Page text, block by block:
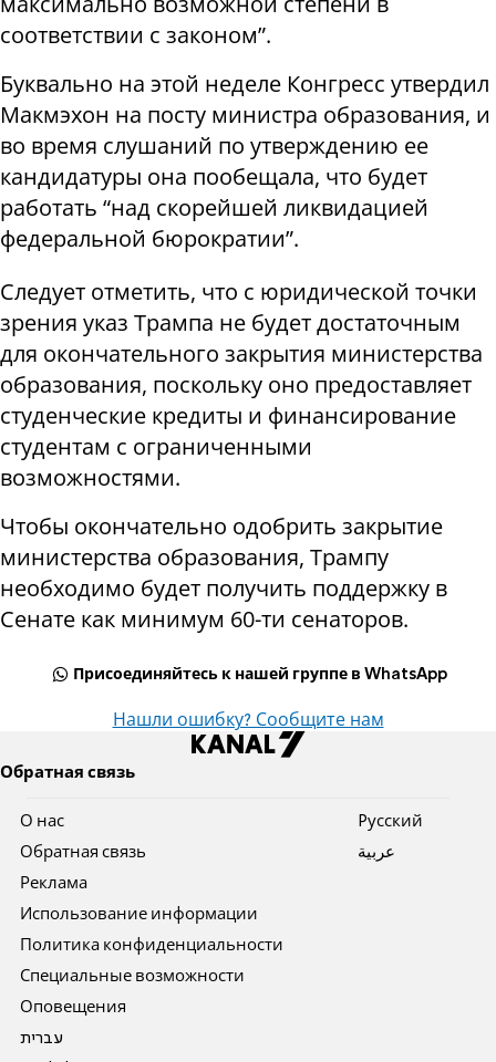
соответствии с законом”.
Буквально на этой неделе Конгресс утвердил
Макмэхон на посту министра образования, и
во время слушаний по утверждению ее
кандидатуры она пообещала, что будет
работать “над скорейшей ликвидацией
федеральной бюрократии”.
Следует отметить, что с юридической точки
зрения указ Трампа не будет достаточным
для окончательного закрытия министерства
образования, поскольку оно предоставляет
студенческие кредиты и финансирование
студентам с ограниченными
возможностями.
Чтобы окончательно одобрить закрытие
министерства образования, Трампу
необходимо будет получить поддержку в
Сенате как минимум 60-ти сенаторов.
Присоединяйтесь к нашей группе в WhatsApp
Нашли ошибку? Сообщите нам
Обратная связь
О нас
Обратная связь
Реклама
Использование информации
Политика конфиденциальности
Специальные возможности
Оповещения
עברית
Pусский
عربية